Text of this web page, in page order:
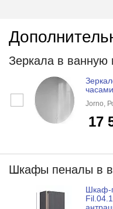
Зеркала в ванную
Jorno,
17
Шкафы пеналы в
Шкаф-